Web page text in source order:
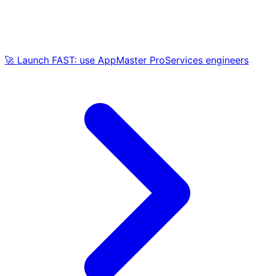
🚀 Launch FAST: use AppMaster ProServices engineers